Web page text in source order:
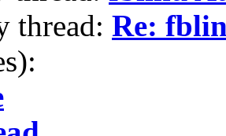
thread: Re: